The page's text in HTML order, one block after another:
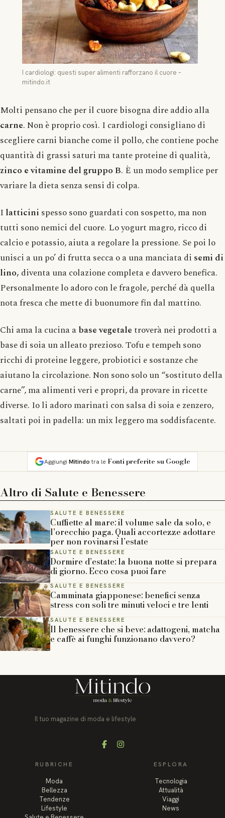
I cardiologi: questi super alimenti rafforzano il cuore –
mitindo.it
Molti pensano che per il cuore bisogna dire addio alla
carne. Non è proprio così. I cardiologi consigliano di
scegliere carni bianche come il pollo, che contiene poche
quantità di grassi saturi ma tante proteine ​​di qualità,
zinco e vitamine del gruppo B. È un modo semplice per
variare la dieta senza sensi di colpa.
I latticini spesso sono guardati con sospetto, ma non
tutti sono nemici del cuore. Lo yogurt magro, ricco di
calcio e potassio, aiuta a regolare la pressione. Se poi lo
unisci a un po’ di frutta secca o a una manciata di semi di
lino, diventa una colazione completa e davvero benefica.
Personalmente lo adoro con le fragole, perché dà quella
nota fresca che mette di buonumore fin dal mattino.
Chi ama la cucina abase vegetale troverà nei prodotti a
base di soia un alleato prezioso. Tofu e tempeh sono
ricchi di proteine ​​leggere, probiotici e sostanze che
aiutano la circolazione. Non sono solo un “sostituto della
carne”, ma alimenti veri e propri, da provare in ricette
diverse. Io li adoro marinati con salsa di soia e zenzero,
saltati poi in padella: un mix leggero ma soddisfacente.
Aggiungi Mitindotra le Fonti preferite su Google
Altro di Salute e Benessere
SALUTE E BENESSERE
Cuffiette al mare: il volume sale da solo, e
l’orecchio paga. Quali accortezze adottare
per non rovinarsi l’estate
SALUTE E BENESSERE
Dormire d’estate: la buona notte si prepara
di giorno. Ecco cosa puoi fare
SALUTE E BENESSERE
Camminata giapponese: benefici senza
stress con soli tre minuti veloci e tre lenti
SALUTE E BENESSERE
Il benessere che si beve: adattogeni, matcha
e caffè ai funghi funzionano davvero?
Il tuo magazine di moda e lifestyle
FacebookInstagram
RUBRICHE
Moda
Bellezza
Tendenze
Lifestyle
ESPLORA
Tecnologia
Attualità
Viaggi
News